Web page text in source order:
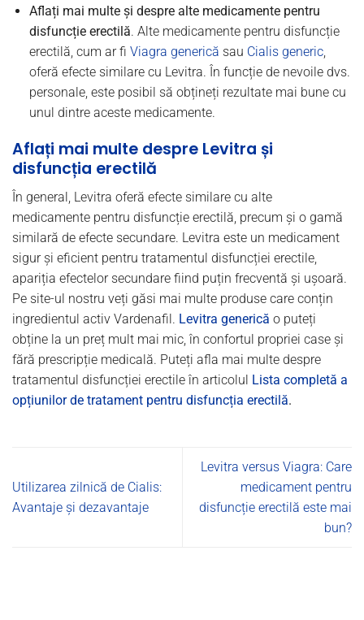
Aflați mai multe și despre alte medicamente pentru
disfuncție erectilă. Alte medicamente pentru disfuncție
erectilă, cum ar fi Viagra generică sau Cialis generic,
oferă efecte similare cu Levitra. În funcție de nevoile dvs.
personale, este posibil să obțineți rezultate mai bune cu
unul dintre aceste medicamente.
Aflați mai multe despre Levitra și
disfuncția erectilă
În general, Levitra oferă efecte similare cu alte
medicamente pentru disfuncție erectilă, precum și o gamă
similară de efecte secundare. Levitra este un medicament
sigur și eficient pentru tratamentul disfuncției erectile,
apariția efectelor secundare fiind puțin frecventă și ușoară.
Pe site-ul nostru veți găsi mai multe produse care conțin
ingredientul activ Vardenafil. Levitra generică o puteți
obține la un preț mult mai mic, în confortul propriei case și
fără prescripție medicală. Puteți afla mai multe despre
tratamentul disfuncției erectile în articolul Lista completă a
opțiunilor de tratament pentru disfuncția erectilă.
Utilizarea zilnică de Cialis:
Avantaje și dezavantaje
Levitra versus Viagra: Care
medicament pentru
disfuncție erectilă este mai
bun?